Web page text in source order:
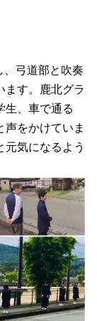
弓道部と吹奏
ます。鹿北グラ
生、車で通る
をかけていま
気になるよう